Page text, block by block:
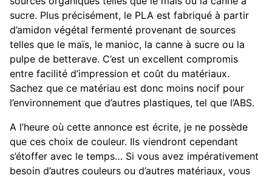
sucre. Plus précisément, le PLA est fabriqué à partir
d’amidon végétal fermenté provenant de sources
telles que le maïs, le manioc, la canne à sucre ou la
pulpe de betterave. C’est un excellent compromis
entre facilité d’impression et coût du matériaux.
Sachez que ce matériau est donc moins nocif pour
l’environnement que d’autres plastiques, tel que l’ABS.
A l’heure où cette annonce est écrite, je ne possède
que ces choix de couleur. Ils viendront cependant
s’étoffer avec le temps… Si vous avez impérativement
besoin d’autres couleurs ou d’autres matériaux, vous